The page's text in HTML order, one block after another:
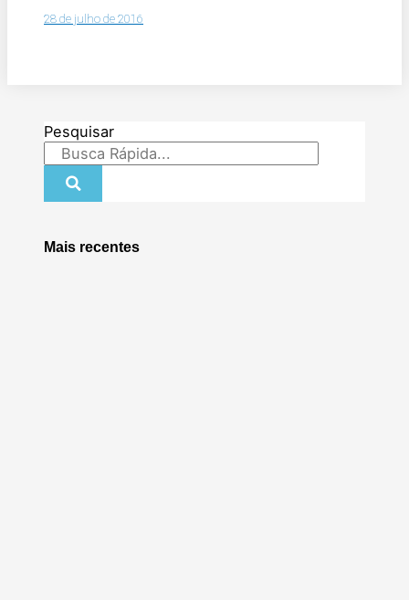
28 de julho de 2016
Pesquisar
Mais recentes